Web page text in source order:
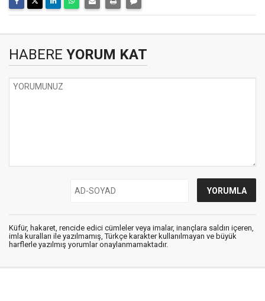
HABERE YORUM KAT
Küfür, hakaret, rencide edici cümleler veya imalar, inançlara saldırı içeren,
imla kuralları ile yazılmamış, Türkçe karakter kullanılmayan ve büyük
harflerle yazılmış yorumlar onaylanmamaktadır.